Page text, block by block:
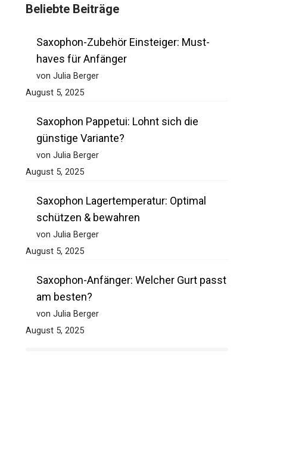
Beliebte Beiträge
Saxophon-Zubehör Einsteiger: Must-
haves für Anfänger
von Julia Berger
August 5, 2025
Saxophon Pappetui: Lohnt sich die
günstige Variante?
von Julia Berger
August 5, 2025
Saxophon Lagertemperatur: Optimal
schützen & bewahren
von Julia Berger
August 5, 2025
Saxophon-Anfänger: Welcher Gurt
passt am besten?
von Julia Berger
August 5, 2025